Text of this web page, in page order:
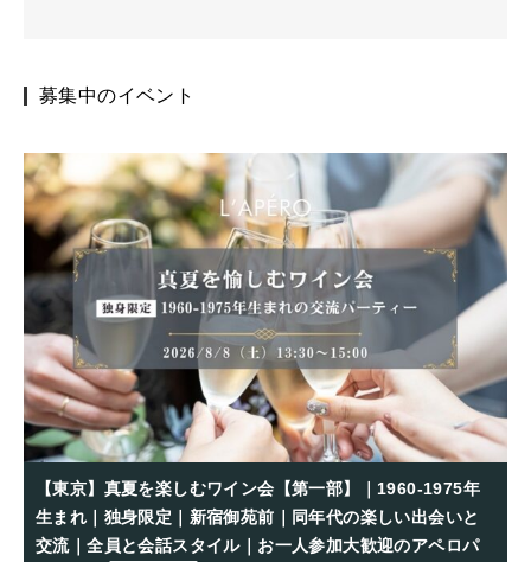
募集中のイベント
【東京】真夏を楽しむワイン会【第一部】｜1960-1975年
生まれ｜独身限定｜新宿御苑前｜同年代の楽しい出会いと
交流｜全員と会話スタイル｜お一人参加大歓迎のアペロパ